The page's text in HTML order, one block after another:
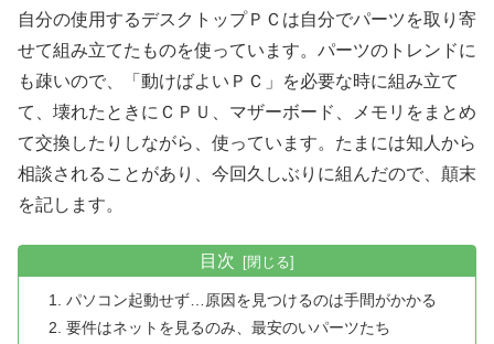
自分の使用するデスクトップＰＣは自分でパーツを取り寄
せて組み立てたものを使っています。パーツのトレンドに
も疎いので、「動けばよいＰＣ」を必要な時に組み立て
て、壊れたときにＣＰＵ、マザーボード、メモリをまとめ
て交換したりしながら、使っています。たまには知人から
相談されることがあり、今回久しぶりに組んだので、顛末
を記します。
目次
パソコン起動せず…原因を見つけるのは手間がかかる
要件はネットを見るのみ、最安のいパーツたち